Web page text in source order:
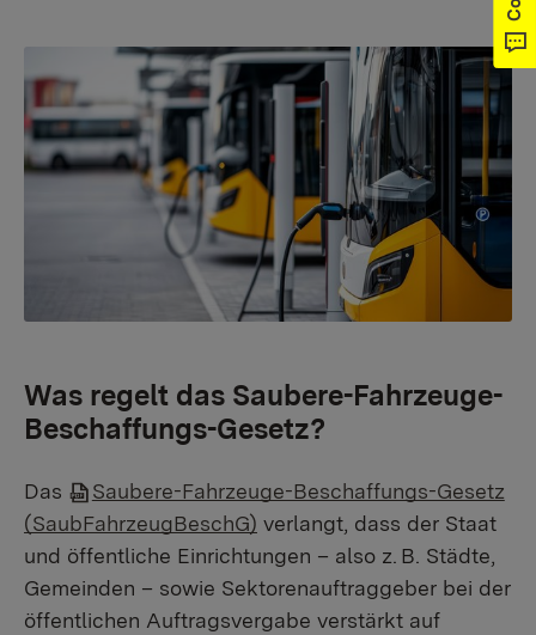
Was regelt das Saubere-Fahrzeuge-
Beschaffungs-Gesetz?
Das
Saubere-Fahrzeuge-Beschaffungs-Gesetz
(SaubFahrzeugBeschG) verlangt, dass der Staat
und öffentliche Einrichtungen – also z. B. Städte,
Gemeinden – sowie Sektorenauftraggeber bei der
öffentlichen Auftragsvergabe verstärkt auf